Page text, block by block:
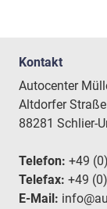
Kontakt
Autocenter
Altdorfer
88281 Schlier-
Telefon: +49
Telefax: +49
E-Mail: